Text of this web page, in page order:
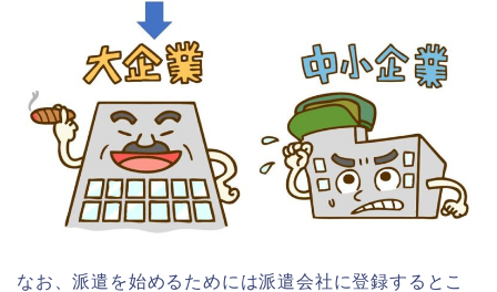
なお、派遣を始めるためには派遣会社に登録するとこ